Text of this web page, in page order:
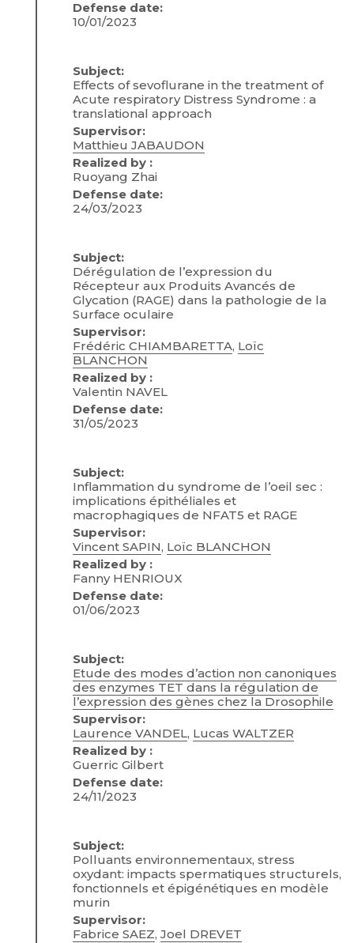
Defense date:
10/01/2023
Subject:
Effects of sevoflurane in the treatment of
Acute respiratory Distress Syndrome : a
translational approach
Supervisor:
Matthieu JABAUDON
Realized by :
Ruoyang Zhai
Defense date:
24/03/2023
Subject:
Dérégulation de l’expression du
Récepteur aux Produits Avancés de
Glycation (RAGE) dans la pathologie de la
Surface oculaire
Supervisor:
Frédéric CHIAMBARETTA, Loïc
BLANCHON
Realized by :
Valentin NAVEL
Defense date:
31/05/2023
Subject:
Inflammation du syndrome de l’oeil sec :
implications épithéliales et
macrophagiques de NFAT5 et RAGE
Supervisor:
Vincent SAPIN, Loïc BLANCHON
Realized by :
Fanny HENRIOUX
Defense date:
01/06/2023
Subject:
Etude des modes d’action non canoniques
des enzymes TET dans la régulation de
l’expression des gènes chez la Drosophile
Supervisor:
Laurence VANDEL, Lucas WALTZER
Realized by :
Guerric Gilbert
Defense date:
24/11/2023
Subject:
Polluants environnementaux, stress
oxydant: impacts spermatiques structurels,
fonctionnels et épigénétiques en modèle
murin
Supervisor:
Fabrice SAEZ, Joel DREVET